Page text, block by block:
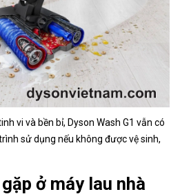
vi và bền bỉ, Dyson Wash G1 vẫn có
sử dụng nếu không được vệ sinh,
ở máy lau nhà